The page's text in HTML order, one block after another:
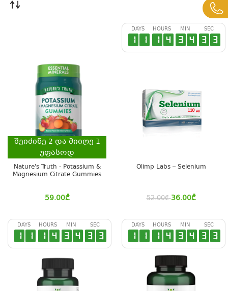
შეიძინე 2 და მიიღე 1
უფასოდ
Nature's Truth - Potassium &
Magnesium Citrate Gummies
59.00₾
DAYS
1 1
HOURS
1 4
MIN
3 4
SEC
3 2
Olimp Labs – Selenium
52.00₾ 36.00₾
DAYS
1 1
HOURS
1 4
MIN
3 4
SEC
3 2
DAYS
1 1
HOURS
1 4
MIN
3 4
SEC
3 2